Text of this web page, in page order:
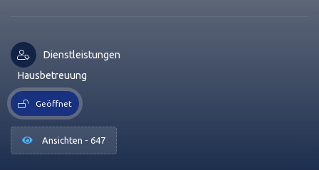
Dienstleistungen
Hausbetreuung
Geöffnet
Ansichten - 647